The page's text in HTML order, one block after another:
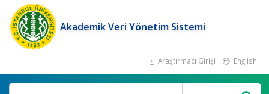
Akademik Veri Yönetim Sistemi
Araştırmacı Girişi English
Ara